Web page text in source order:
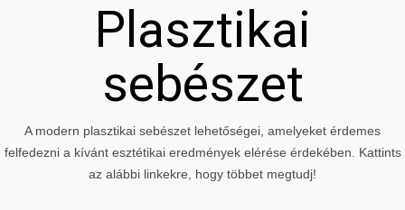
Plasztikai
sebészet
A modern plasztikai sebészet lehetőségei, amelyeket érdemes
felfedezni a kívánt esztétikai eredmények elérése érdekében. Kattints
az alábbi linkekre, hogy többet megtudj!